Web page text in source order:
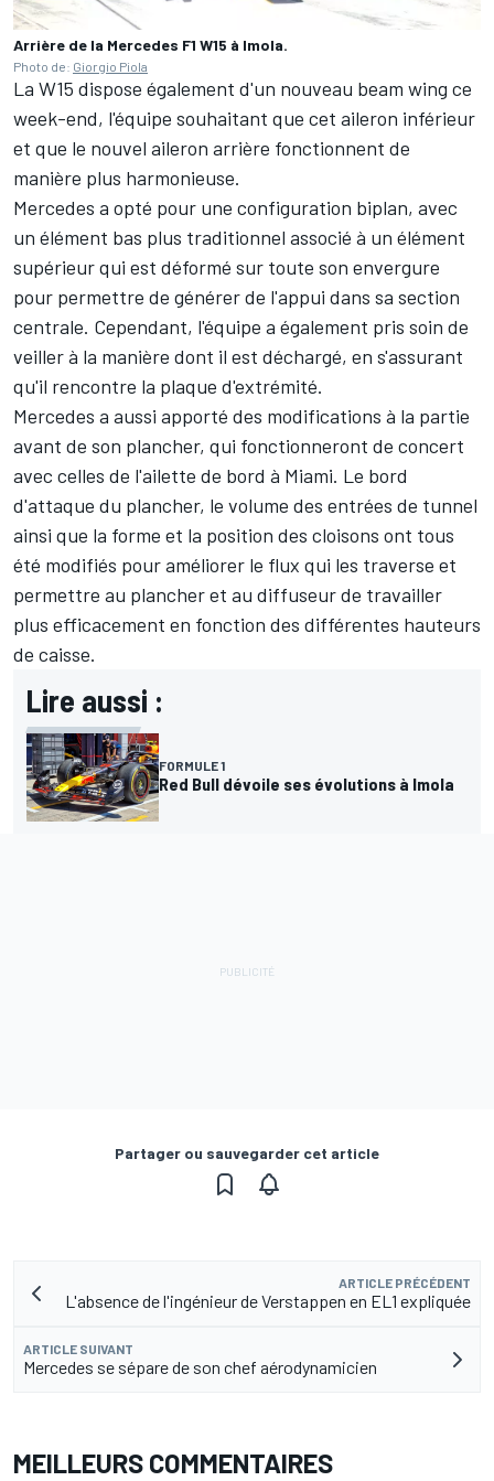
Arrière de la Mercedes F1 W15 à Imola.
Photo de: Giorgio Piola
La W15 dispose également d'un nouveau beam wing ce
week-end, l'équipe souhaitant que cet aileron inférieur
et que le nouvel aileron arrière fonctionnent de
manière plus harmonieuse.
Mercedes a opté pour une configuration biplan, avec
un élément bas plus traditionnel associé à un élément
supérieur qui est déformé sur toute son envergure
pour permettre de générer de l'appui dans sa section
centrale. Cependant, l'équipe a également pris soin de
veiller à la manière dont il est déchargé, en s'assurant
qu'il rencontre la plaque d'extrémité.
Mercedes a aussi apporté des modifications à la partie
avant de son plancher, qui fonctionneront de concert
avec celles de l'ailette de bord à Miami. Le bord
d'attaque du plancher, le volume des entrées de tunnel
ainsi que la forme et la position des cloisons ont tous
été modifiés pour améliorer le flux qui les traverse et
permettre au plancher et au diffuseur de travailler
plus efficacement en fonction des différentes hauteurs
de caisse.
Lire aussi :
FORMULE 1
Red Bull dévoile ses évolutions à Imola
Partager ou sauvegarder cet article
ARTICLE PRÉCÉDENT
L'absence de l'ingénieur de Verstappen en EL1 expliquée
ARTICLE SUIVANT
Mercedes se sépare de son chef aérodynamicien
MEILLEURS COMMENTAIRES